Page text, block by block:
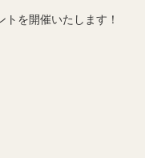
を開催いたします！